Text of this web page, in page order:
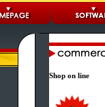
Shop on line